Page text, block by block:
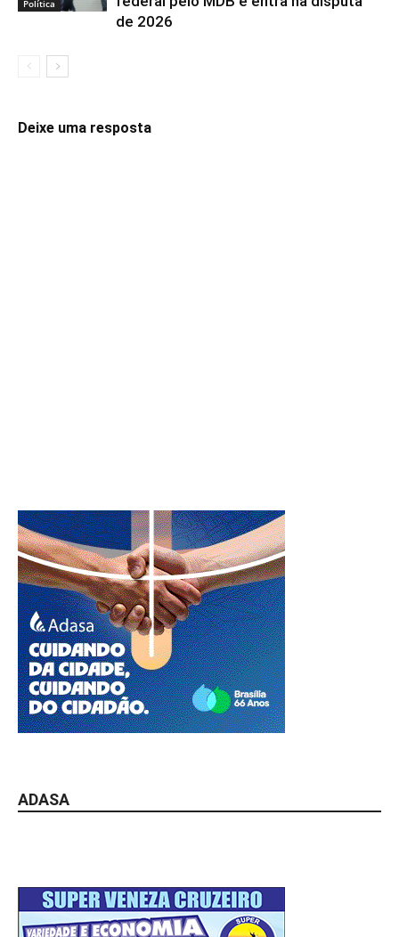
Política
de 2026
Deixe uma resposta
ADASA